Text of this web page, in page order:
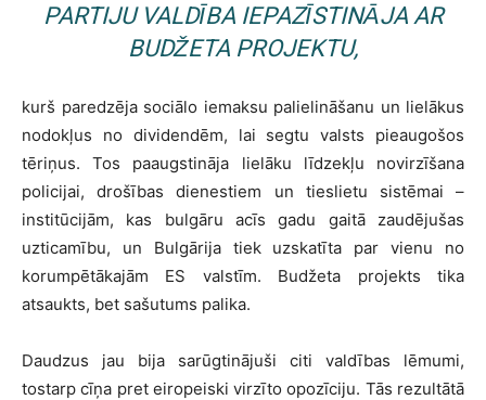
PARTIJU VALDĪBA IEPAZĪSTINĀJA AR
BUDŽETA PROJEKTU,
kurš paredzēja sociālo iemaksu palielināšanu un lielākus
nodokļus no dividendēm, lai segtu valsts pieaugošos
tēriņus. Tos paaugstināja lielāku līdzekļu novirzīšana
policijai, drošības dienestiem un tieslietu sistēmai –
institūcijām, kas bulgāru acīs gadu gaitā zaudējušas
uzticamību, un Bulgārija tiek uzskatīta par vienu no
korumpētākajām ES valstīm. Budžeta projekts tika
atsaukts, bet sašutums palika.
Daudzus jau bija sarūgtinājuši citi valdības lēmumi,
tostarp cīņa pret eiropeiski virzīto opozīciju. Tās rezultātā